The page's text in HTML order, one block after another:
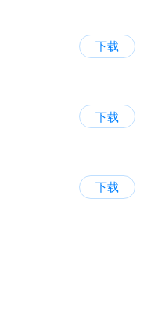
下载
下载
下载